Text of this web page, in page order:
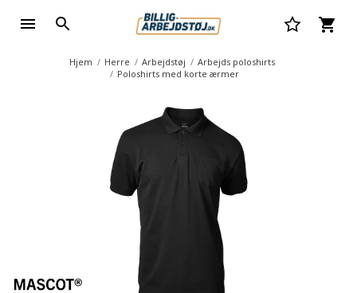
Hjem Herre Arbejdstøj
Arbejds poloshirts
Poloshirts med korte ærmer